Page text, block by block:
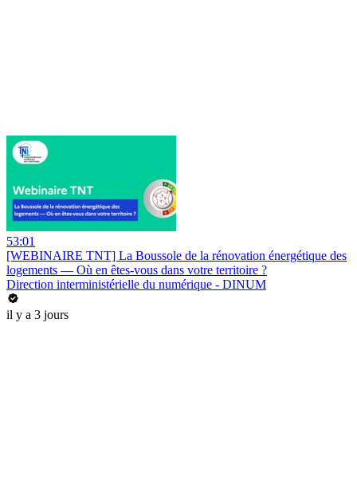
53:01
[WEBINAIRE TNT] La Boussole de la rénovation énergétique des
logements — Où en êtes-vous dans votre territoire ?
Direction interministérielle du numérique - DINUM
il y a 3 jours